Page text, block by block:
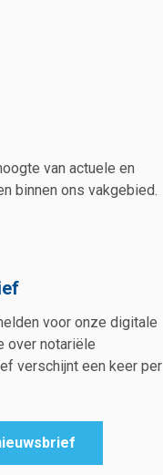
van actuele en
binnen ons vakgebied.
voor onze digitale
over notariële
verschijnt een keer per